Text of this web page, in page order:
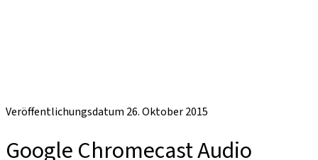
Veröffentlichungsdatum 26. Oktober 2015
Google Chromecast Audio